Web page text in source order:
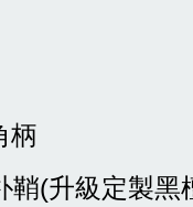
柄
鞘(升級定製黑